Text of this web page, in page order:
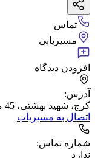
تماس
مسیریابی
افزودن دیدگاه
آدرس:
کرج، شهید بهشتی، 45 متری گلشهر، بین افتخاری و صفاریان
اتصال به مسیریاب
شماره تماس:
ندارد